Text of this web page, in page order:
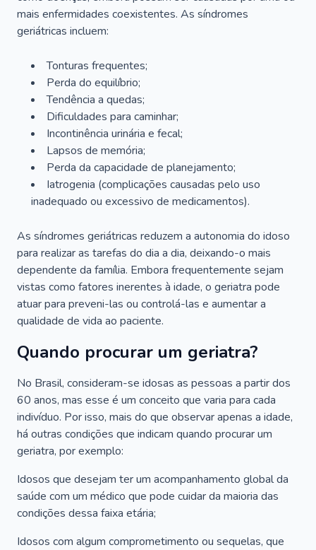
mais enfermidades coexistentes. As síndromes
geriátricas incluem:
Tonturas frequentes;
Perda do equilíbrio;
Tendência a quedas;
Dificuldades para caminhar;
Incontinência urinária e fecal;
Lapsos de memória;
Perda da capacidade de planejamento;
Iatrogenia (complicações causadas pelo uso
inadequado ou excessivo de medicamentos).
As síndromes geriátricas reduzem a autonomia do idoso
para realizar as tarefas do dia a dia, deixando-o mais
dependente da família. Embora frequentemente sejam
vistas como fatores inerentes à idade, o geriatra pode
atuar para preveni-las ou controlá-las e aumentar a
qualidade de vida ao paciente.
Quando procurar um geriatra?
No Brasil, consideram-se idosas as pessoas a partir dos
60 anos, mas esse é um conceito que varia para cada
indivíduo. Por isso, mais do que observar apenas a idade,
há outras condições que indicam quando procurar um
geriatra, por exemplo:
Idosos que desejam ter um acompanhamento global da
saúde com um médico que pode cuidar da maioria das
condições dessa faixa etária;
Idosos com algum comprometimento ou sequelas, que